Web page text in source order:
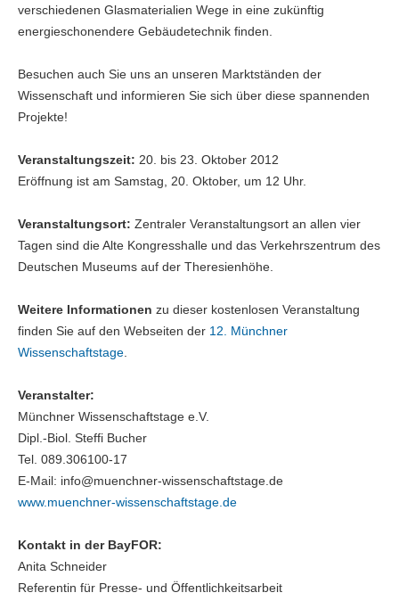
verschiedenen Glasmaterialien Wege in eine zukünftig
energieschonendere Gebäudetechnik finden.
Besuchen auch Sie uns an unseren Marktständen der
Wissenschaft und informieren Sie sich über diese spannenden
Projekte!
Veranstaltungszeit: 20. bis 23. Oktober 2012
Eröffnung ist am Samstag, 20. Oktober, um 12 Uhr.
Veranstaltungsort: Zentraler Veranstaltungsort an allen vier
Tagen sind die Alte Kongresshalle und das Verkehrszentrum des
Deutschen Museums auf der Theresienhöhe.
Weitere Informationen zu dieser kostenlosen Veranstaltung
finden Sie auf den Webseiten der 12. Münchner
Wissenschaftstage
Veranstalter:
Münchner Wissenschaftstage e.V.
Dipl.-Biol. Steffi Bucher
Tel. 089.306100-17
E-Mail: info@muenchner-wissenschaftstage.de
www.muenchner-wissenschaftstage.de
Kontakt in der BayFOR:
Anita Schneider
Referentin für Presse- und Öffentlichkeitsarbeit